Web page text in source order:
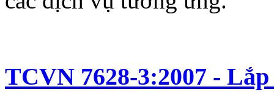
TCVN 7628-3:2007 -